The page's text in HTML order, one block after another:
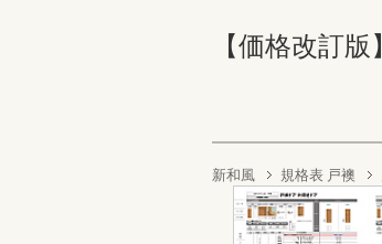
【価格改訂
新和風 規格表 戸襖